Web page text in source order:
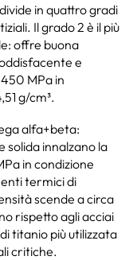
in quattro gradi
Il grado 2 è il più
offre buona
e
MPa in
g/cm³.
alfa+beta:
solida innalzano la
in condizione
termici di
scende a circa
rispetto agli acciai
titanio più utilizzata
critiche.